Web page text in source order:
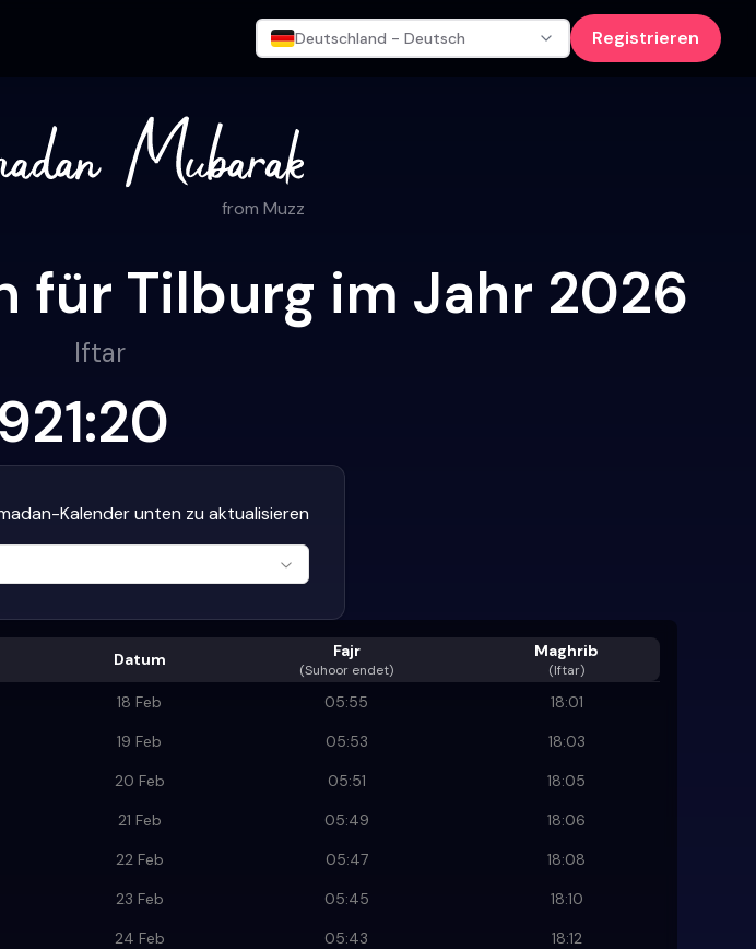
Deutschland - Deutsch Registrieren
from Muzz
Tilburg im Jahr 2026
Iftar
21:20
Kalender unten zu aktualisieren
Datum Fajr
(Suhoor endet)
Maghrib
(Iftar)
18 Feb 05:55
18:01
19 Feb 05:53
18:03
20 Feb 05:51
18:05
21 Feb 05:49
18:06
22 Feb 05:47
18:08
23 Feb 05:45
18:10
24 Feb 05:43
18:12